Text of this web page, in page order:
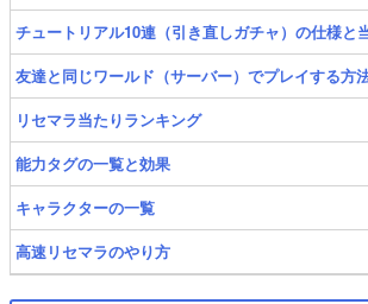
チュートリアル10連（引き直しガチャ）の仕様と
友達と同じワールド（サーバー）でプレイする方
リセマラ当たりランキング
能力タグの一覧と効果
キャラクターの一覧
高速リセマラのやり方